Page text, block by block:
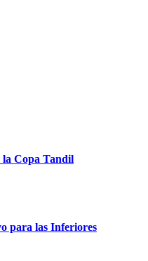
la Copa Tandil
para las Inferiores